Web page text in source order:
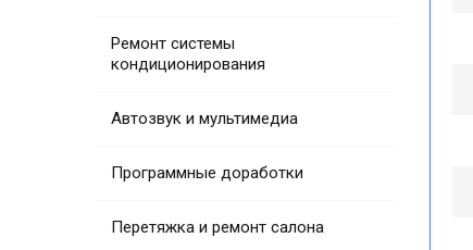
Ремонт системы
кондиционирования
Автозвук и мультимедиа
Программные доработки
Перетяжка и ремонт салона